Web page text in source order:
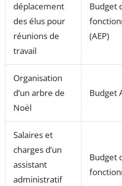
déplacement
des élus pour
réunions de
travail
Budget
(AEP)
Organisation
d’un arbre de
Noël
Budget
Salaires et
charges d’un
assistant
administratif
Budget